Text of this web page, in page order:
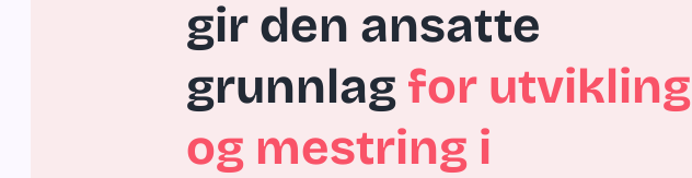
gir den ansatte
grunnlag for utvikling
og mestring i